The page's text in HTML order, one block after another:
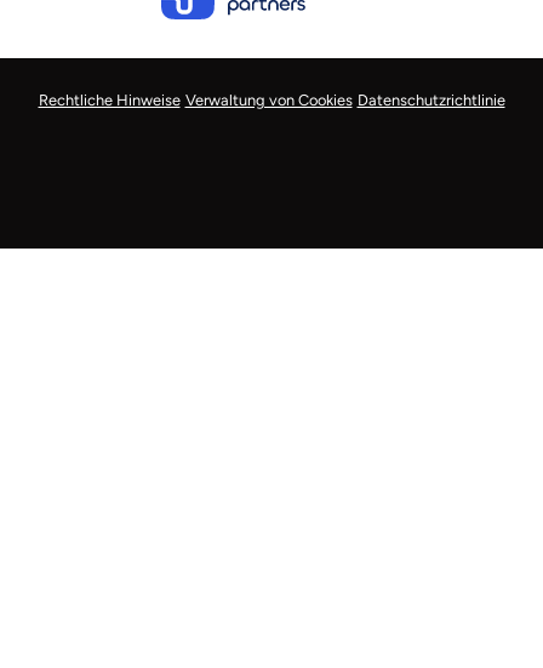
Rechtliche Hinweise Verwaltung von Cookies Datenschutzrichtlinie